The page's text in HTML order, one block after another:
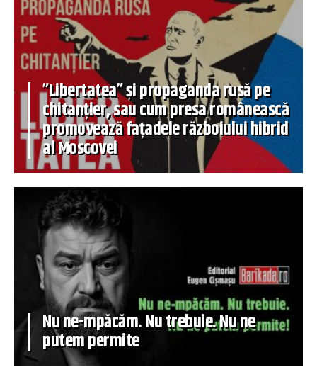
”Libertatea” și propaganda rusă pe
chitanțier, sau cum presa românească
promovează fațadele războiului hibrid
al Moscovei
Nu ne-mpăcăm. Nu trebuie. Nu ne
putem permite